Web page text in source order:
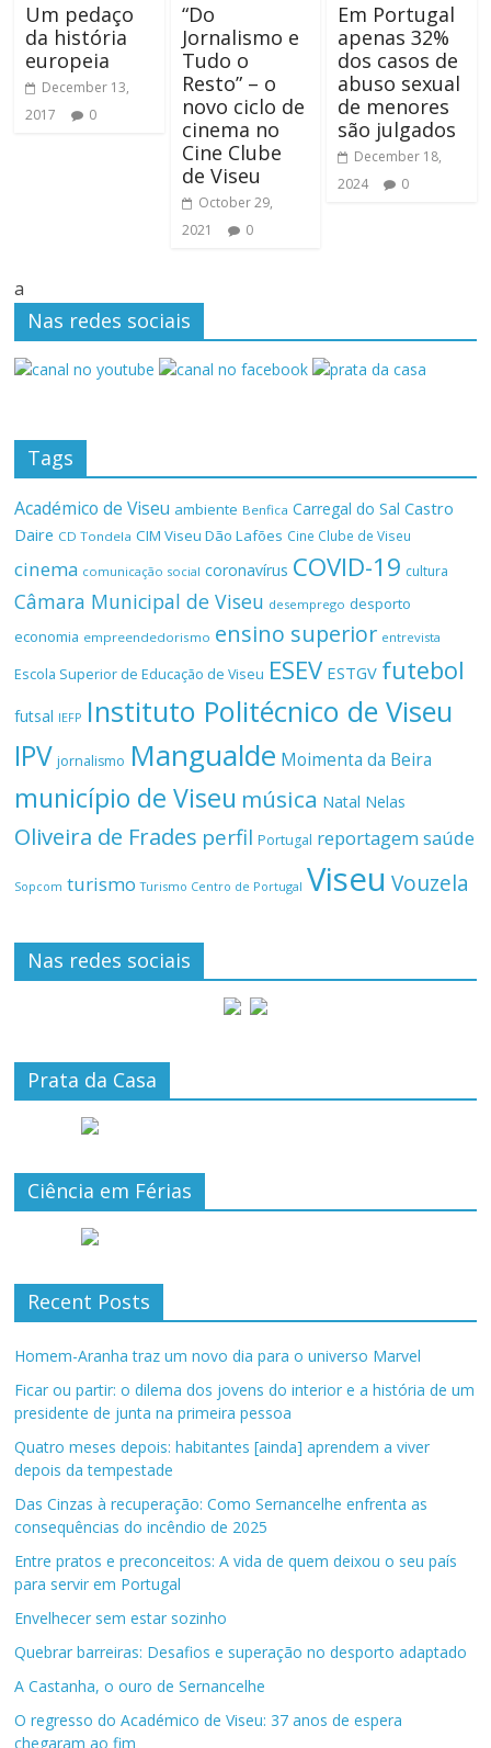
Um pedaço
da história
europeia
December 13,
2017
0
“Do
Jornalismo e
Tudo o
Resto” – o
novo ciclo de
cinema no
Cine Clube
de Viseu
October 29,
2021
0
Em Portugal
apenas 32%
dos casos de
abuso sexual
de menores
são julgados
December 18,
2024
0
a
Nas redes sociais
Tags
Académico de Viseu ambiente Benfica Carregal do Sal Castro
Daire CD Tondela CIM Viseu Dão Lafões Cine Clube de Viseu
cinema comunicação social coronavírus COVID-19 cultura
Câmara Municipal de Viseu desemprego desporto
economia empreendedorismo ensino superior entrevista
Escola Superior de Educação de Viseu ESEV ESTGV futebol
futsal IEFP Instituto Politécnico de Viseu
IPV jornalismo Mangualde Moimenta da Beira
município de Viseu música Natal Nelas
Oliveira de Frades perfil Portugal reportagemsaúde
Sopcom turismo Turismo Centro de Portugal Viseu Vouzela
Nas redes sociais
Prata da Casa
Ciência em Férias
Recent Posts
Homem-Aranha traz um novo dia para o universo Marvel
Ficar ou partir: o dilema dos jovens do interior e a história de um
presidente de junta na primeira pessoa
Quatro meses depois: habitantes [ainda] aprendem a viver
depois da tempestade
Das Cinzas à recuperação: Como Sernancelhe enfrenta as
consequências do incêndio de 2025
Entre pratos e preconceitos: A vida de quem deixou o seu país
para servir em Portugal
Envelhecer sem estar sozinho
Quebrar barreiras: Desafios e superação no desporto adaptado
A Castanha, o ouro de Sernancelhe
O regresso do Académico de Viseu: 37 anos de espera
chegaram ao fim